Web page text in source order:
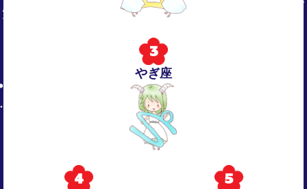
3
やぎ座
4 5